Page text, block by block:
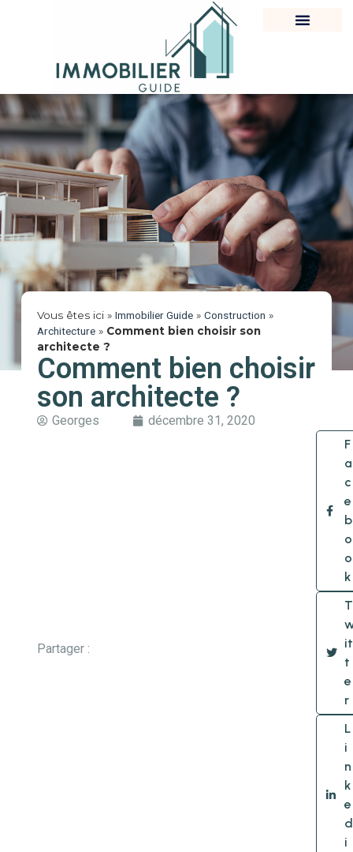
Vous êtes ici » Immobilier Guide» Construction »
Architecture» Comment bien choisir son
architecte ?
Comment bien choisir
son architecte ?
Georges décembre 31, 2020
Partager :
F
a
c
e
b
o
o
k
T
it
t
e
r
L
i
n
k
e
d
i